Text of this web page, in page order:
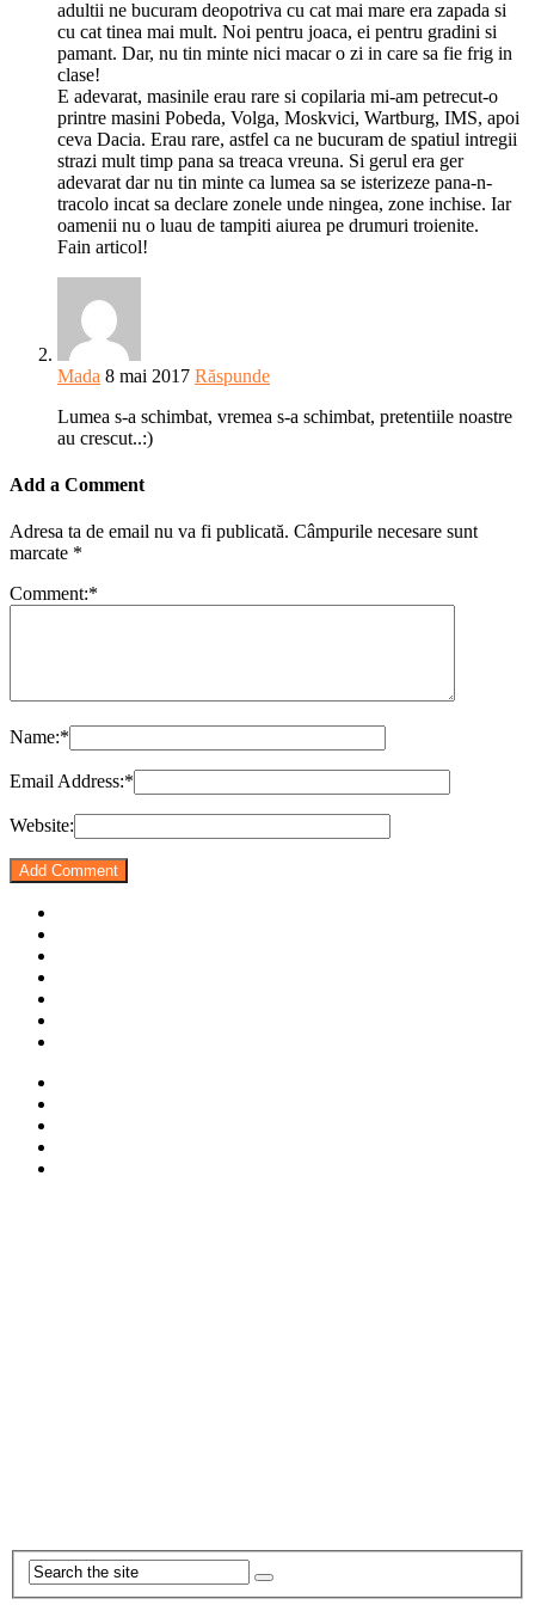
adultii ne bucuram deopotriva cu cat mai mare era zapada si
cu cat tinea mai mult. Noi pentru joaca, ei pentru gradini si
pamant. Dar, nu tin minte nici macar o zi in care sa fie frig in
clase!
E adevarat, masinile erau rare si copilaria mi-am petrecut-o
printre masini Pobeda, Volga, Moskvici, Wartburg, IMS, apoi
ceva Dacia. Erau rare, astfel ca ne bucuram de spatiul intregii
strazi mult timp pana sa treaca vreuna. Si gerul era ger
adevarat dar nu tin minte ca lumea sa se isterizeze pana-n-
tracolo incat sa declare zonele unde ningea, zone inchise. Iar
oamenii nu o luau de tampiti aiurea pe drumuri troienite.
Fain articol!
Mada 8 mai 2017 Răspunde
Lumea s-a schimbat, vremea s-a schimbat, pretentiile noastre
au crescut..:)
Add a Comment
Adresa ta de email nu va fi publicată. Câmpurile necesare sunt
marcate *
Comment:*
Name:*
Email Address:*
Website: